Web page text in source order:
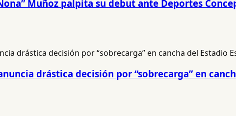
Muñoz palpita su debut ante Deportes
drástica decisión por “sobrecarga” en